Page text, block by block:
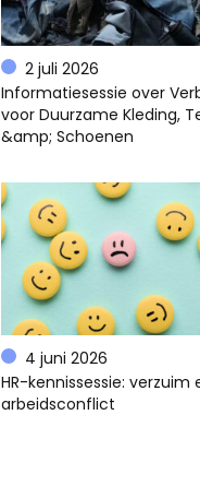
2 juli 2026
Informatiesessie over
voor Duurzame Kleding,
&amp; Schoenen
4 juni 2026
HR-kennissessie: verzuim
arbeidsconflict